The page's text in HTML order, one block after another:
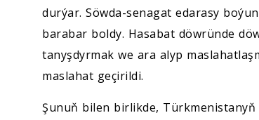
durýar. Söwda-senagat edarasy
barabar boldy. Hasabat döwründe
tanyşdyrmak we ara alyp
maslahat geçirildi.
Şunuň bilen birlikde,